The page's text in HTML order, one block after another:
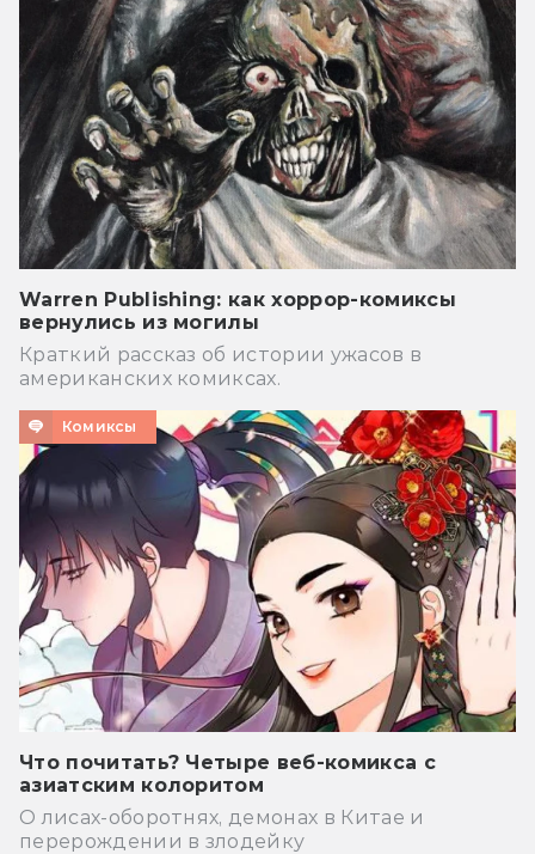
Warren Publishing: как хоррор-комиксы
вернулись из могилы
Краткий рассказ об истории ужасов в
американских комиксах.
Комиксы
Что почитать? Четыре веб-комикса с
азиатским колоритом
О лисах-оборотнях, демонах в Китае и
перерождении в злодейку